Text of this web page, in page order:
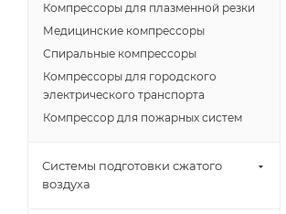
Компрессоры для плазменной резки
Медицинские компрессоры
Спиральные компрессоры
Компрессоры для городского
электрического транспорта
Компрессор для пожарных систем
Системы подготовки сжатого
воздуха